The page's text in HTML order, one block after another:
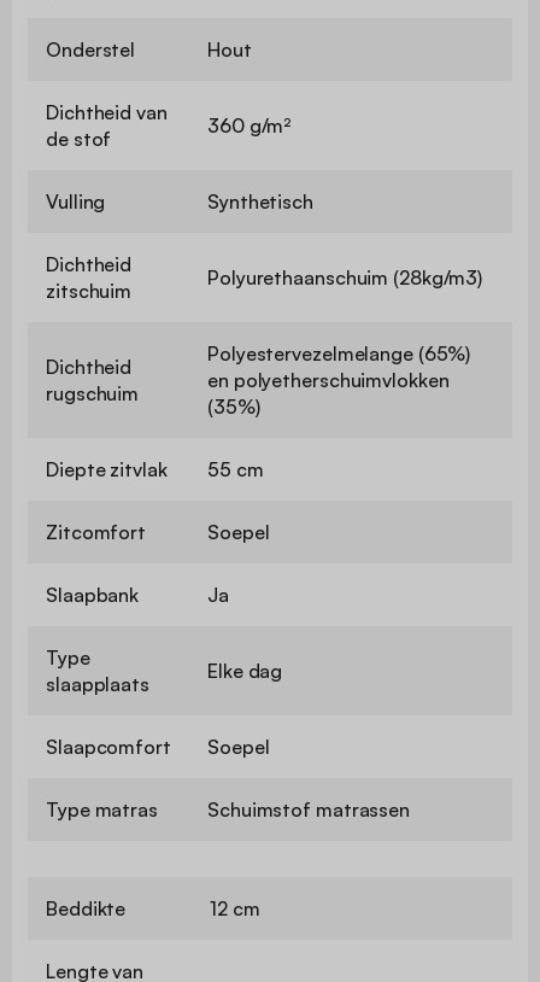
Onderstel Hout
Dichtheid van
de stof
360 g/m²
Vulling Synthetisch
Dichtheid
zitschuim
Polyurethaanschuim (28kg/m3)
Dichtheid
rugschuim
Polyestervezelmelange (65%)
en polyetherschuimvlokken
(35%)
Diepte zitvlak 55 cm
Zitcomfort Soepel
Slaapbank Ja
Type
slaapplaats
Elke dag
Slaapcomfort Soepel
Type matras Schuimstof matrassen
Beddikte 12 cm
Lengte van